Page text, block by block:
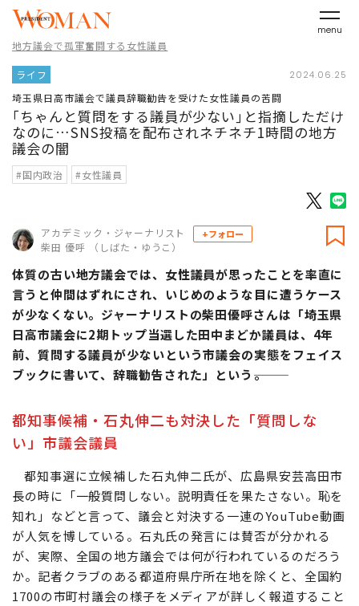
menu
地方議会で孤軍奮闘する女性議員
ライフ 2024.06.25
埼玉県日高市議会で議員辞職勧告を受けた女性議員の苦闘
｢ちゃんと質問をする議員が少ない｣と指摘しただけ
なのに…SNS投稿を配布されネチネチ1時間の地方
議会の闇
#国内政治 #女性議員
アカデミック・ジャーナリスト
柴田 優呼 （しばた・ゆうこ）
+フォロー
体質の古い地方議会では、女性議員が思ったことを率直に
言うと仲間はずれにされ、いじめのような目に遭うケース
が少なくない。ジャーナリストの柴田優呼さんは「埼玉県
日高市議会に2期トップ当選した田中まどか議員は、4年
前、質問する議員が少ないという市議会の実態をフェイス
ブックに書いて、辞職勧告された」という―――。
都知事候補・石丸伸二も対決した「質問しな
い」市議会議員
都知事選に立候補した石丸伸二氏が、広島県安芸高田市
長の時に「一般質問しない。説明責任を果たさない。恥を
知れ」などと言って、議会と対決する一連のYouTube動画
が人気を博している。石丸氏の発言には賛否が分かれる
が、実際、全国の地方議会では何が行われているのだろう
か。記者クラブのある都道府県庁所在地を除くと、全国約
1700の市町村議会の様子をメディアが詳しく報道すること